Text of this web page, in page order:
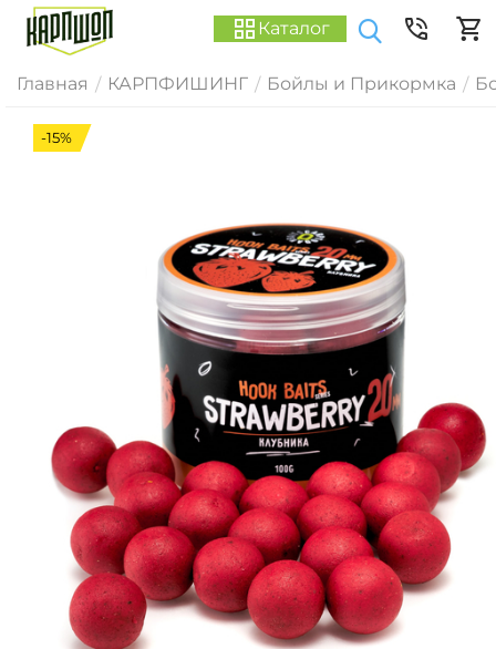
Каталог
Главная / КАРПФИШИНГ / Бойлы и Прикормка /
-15%